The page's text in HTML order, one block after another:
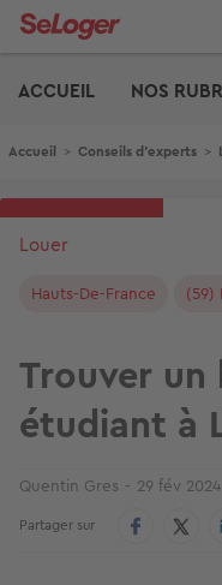
Aller
ACCUEIL
NOS
Fil d'Ariane
Accueil > Conseils d'experts >
Louer
Hauts-De-France (59)
Trouver
étudiant à
Quentin Gres 29 fév 2024
Partager sur